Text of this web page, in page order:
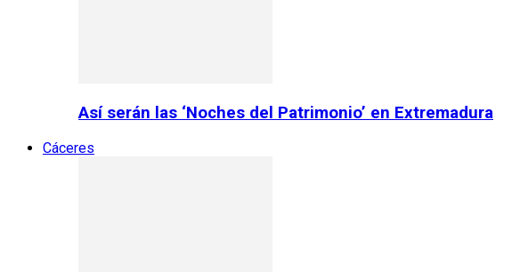
Así serán las ‘Noches del Patrimonio’ en Extremadura
Cáceres